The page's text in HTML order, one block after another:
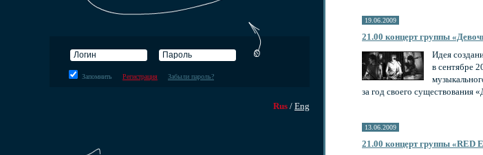
Запомнить Регистрация Забыли пароль?
Rus / Eng
19.06.2009
21.00 концерт группы
Идея
в сентябре
за год своего существования
13.06.2009
21.00 концерт группы «RED